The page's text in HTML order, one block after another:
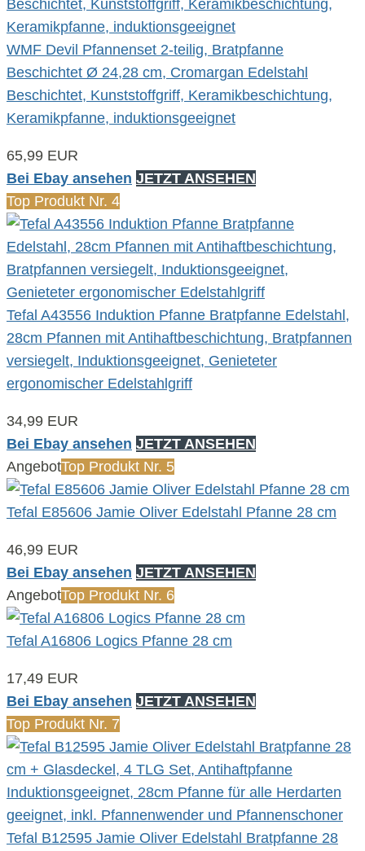
WMF Devil Pfannenset 2-teilig, Bratpfanne
Beschichtet Ø 24,28 cm, Cromargan Edelstahl
Beschichtet, Kunststoffgriff, Keramikbeschichtung,
Keramikpfanne, induktionsgeeignet
65,99 EUR
Bei Ebay ansehen JETZT ANSEHEN
Top Produkt Nr. 4
Tefal A43556 Induktion Pfanne Bratpfanne Edelstahl,
28cm Pfannen mit Antihaftbeschichtung, Bratpfannen
versiegelt, Induktionsgeeignet, Genieteter
ergonomischer Edelstahlgriff
34,99 EUR
Bei Ebay ansehen JETZT ANSEHEN
AngebotTop Produkt Nr. 5
Tefal E85606 Jamie Oliver Edelstahl Pfanne 28 cm
46,99 EUR
Bei Ebay ansehen JETZT ANSEHEN
AngebotTop Produkt Nr. 6
Tefal A16806 Logics Pfanne 28 cm
17,49 EUR
Bei Ebay ansehen JETZT ANSEHEN
Top Produkt Nr. 7
Tefal B12595 Jamie Oliver Edelstahl Bratpfanne 28